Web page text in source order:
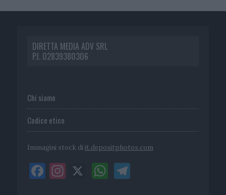
DIRETTA MEDIA ADV SRL
P.I. 02839380306
Chi siamo
Codice etico
Immagini stock di it.depositphotos.com